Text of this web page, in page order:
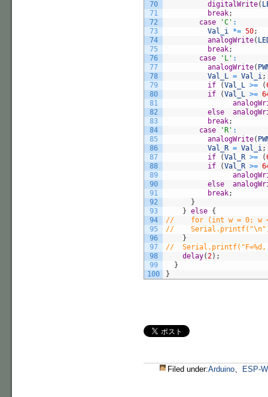
70
71
72
73
74
75
76
77
78
79
80
81
82
83
84
85
86
87
88
89
90
91
92
93
94
95
96
97
98
99
100
digitalWrite(
break;
case
'C' :
Val_i
*= 50;
analogWrite(
break;
case
'L' :
analogWrite(
Val_L
= Val_i ;
if
(Val_L >= (
if
(Val_L >=
else
break;
case
'R' :
analogWrite(
Val_R = Val_i ;
if
(Val_R >= (
if
(Val_R >=
else
break;
}
} else {
//    for (int w = 0; w
//
}
//  Serial.printf("F=%d,
delay( 2) ;
}
}
Filed under:Arduino ESP-